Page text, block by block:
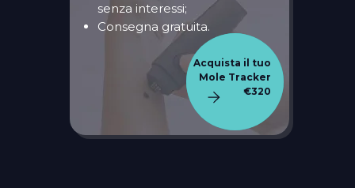
senza interessi;
Consegna gratuita.
Acquista il tuo
Mole Tracker
€320